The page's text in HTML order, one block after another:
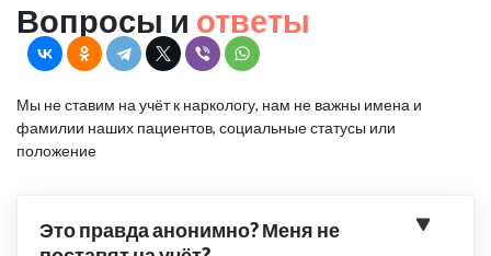
Вопросы и ответы
Мы не ставим на учёт к наркологу, нам не важны имена и
фамилии наших пациентов, социальные статусы или
положение
Это правда анонимно? Меня не